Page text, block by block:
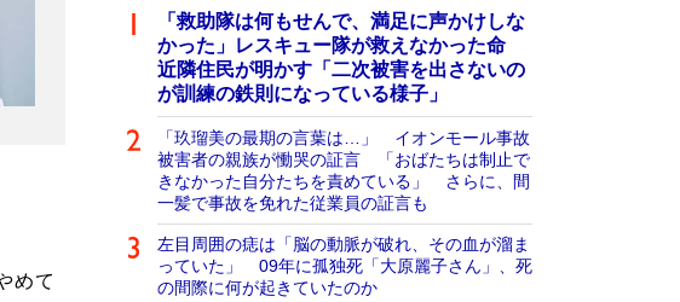
めて
「救助隊は何もせんで、満足に声かけしな
かった」レスキュー隊が救えなかった命
近隣住民が明かす「二次被害を出さないの
が訓練の鉄則になっている様子」
「玖瑠美の最期の言葉は…」 イオンモール事故
被害者の親族が慟哭の証言 「おばたちは制止で
きなかった自分たちを責めている」 さらに、間
一髪で事故を免れた従業員の証言も
左目周囲の痣は「脳の動脈が破れ、その血が溜ま
っていた」 09年に孤独死「大原麗子さん」、死
の間際に何が起きていたのか